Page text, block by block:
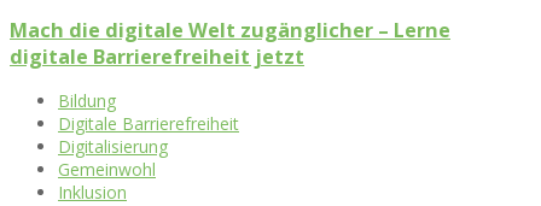
Mach die digitale Welt zugänglicher – Lerne
digitale Barrierefreiheit jetzt
Bildung
Digitale Barrierefreiheit
Digitalisierung
Gemeinwohl
Inklusion